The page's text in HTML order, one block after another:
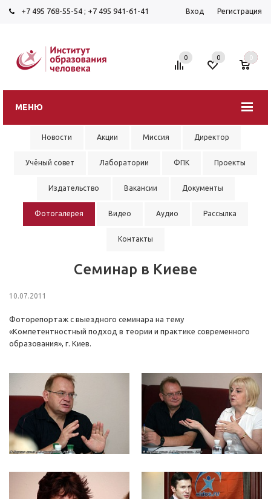
+7 495 768-55-54 ; +7 495 941-61-41 Вход Регистрация
МЕНЮ
0 0 0
Новости Акции Миссия Директор
Учёный совет Лаборатории ФПК Проекты
Издательство Вакансии Документы
Фотогалерея Видео Аудио Рассылка
Контакты
Семинар в Киеве
10.07.2011
Фоторепортаж с выездного семинара на тему
«Компетентностный подход в теории и практике современного
образования», г. Киев.